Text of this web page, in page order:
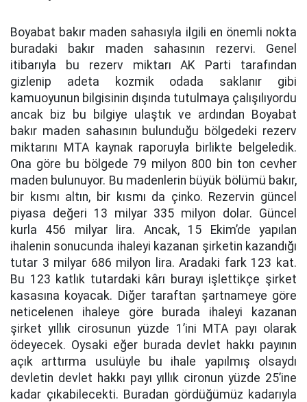
Boyabat bakır maden sahasıyla ilgili en önemli nokta
buradaki bakır maden sahasının rezervi. Genel
itibarıyla bu rezerv miktarı AK Parti tarafından
gizlenip adeta kozmik odada saklanır gibi
kamuoyunun bilgisinin dışında tutulmaya çalışılıyordu
ancak biz bu bilgiye ulaştık ve ardından Boyabat
bakır maden sahasının bulunduğu bölgedeki rezerv
miktarını MTA kaynak raporuyla birlikte belgeledik.
Ona göre bu bölgede 79 milyon 800 bin ton cevher
maden bulunuyor. Bu madenlerin büyük bölümü bakır,
bir kısmı altın, bir kısmı da çinko. Rezervin güncel
piyasa değeri 13 milyar 335 milyon dolar. Güncel
kurla 456 milyar lira. Ancak, 15 Ekim’de yapılan
ihalenin sonucunda ihaleyi kazanan şirketin kazandığı
tutar 3 milyar 686 milyon lira. Aradaki fark 123 kat.
Bu 123 katlık tutardaki kârı burayı işlettikçe şirket
kasasına koyacak. Diğer taraftan şartnameye göre
neticelenen ihaleye göre burada ihaleyi kazanan
şirket yıllık cirosunun yüzde 1’ini MTA payı olarak
ödeyecek. Oysaki eğer burada devlet hakkı payının
açık arttırma usulüyle bu ihale yapılmış olsaydı
devletin devlet hakkı payı yıllık cironun yüzde 25’ine
kadar çıkabilecekti. Buradan gördüğümüz kadarıyla